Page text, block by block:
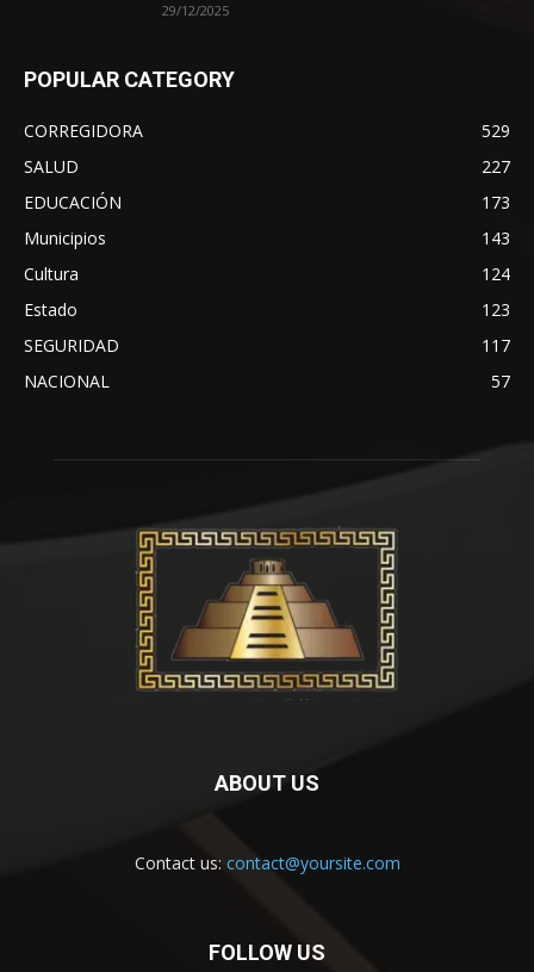
29/12/2025
POPULAR CATEGORY
CORREGIDORA
529
SALUD
227
EDUCACIÓN
173
Municipios
143
Cultura
124
Estado
123
SEGURIDAD
117
NACIONAL
57
ABOUT US
Contact us: contact@yoursite.com
FOLLOW US